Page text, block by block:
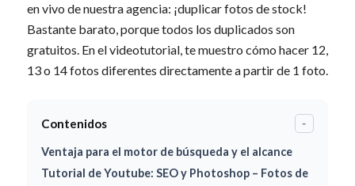
en vivo de nuestra agencia: ¡duplicar fotos de stock!
Bastante barato, porque todos los duplicados son
gratuitos. En el videotutorial, te muestro cómo hacer 12,
13 o 14 fotos diferentes directamente a partir de 1 foto.
Contenidos -
Ventaja para el motor de búsqueda y el alcance
Tutorial de Youtube: SEO y Photoshop – Fotos de